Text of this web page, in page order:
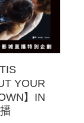
YOUR
】IN